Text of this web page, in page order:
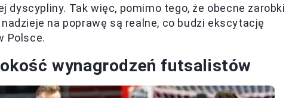
Tak więc, pomimo tego, że obecne zarobki
na poprawę są realne, co budzi ekscytację
Polsce.
wynagrodzeń futsalistów